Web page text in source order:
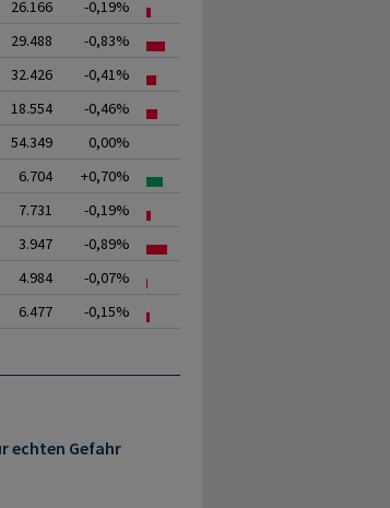
26.166
-0,19%
29.488
-0,83%
32.426
-0,41%
18.554
-0,46%
54.349
0,00%
6.704
+0,70%
7.731
-0,19%
3.947
-0,89%
4.984
-0,07%
6.477 -0,15%
echten Gefahr